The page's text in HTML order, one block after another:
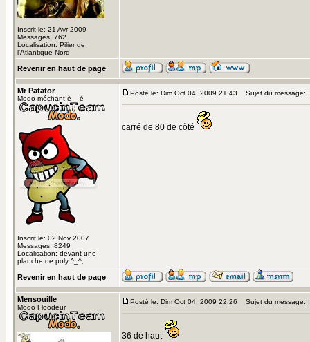
Inscrit le: 21 Avr 2009
Messages: 762
Localisation: Pilier de
l'Atlantique Nord
Revenir en haut de page
Mr Patator
Modo méchant è__é
Inscrit le: 02 Nov 2007
Messages: 8249
Localisation: devant une
planche de poly ^_^;
Posté le: Dim Oct 04, 2009 21:43 Sujet du message:
carré de 80 de côté
Revenir en haut de page
Mensouille
Modo Floodeur
Posté le: Dim Oct 04, 2009 22:26 Sujet du message:
36 de haut